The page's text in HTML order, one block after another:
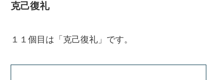
克己復礼
１１個目は「克己復礼」です。